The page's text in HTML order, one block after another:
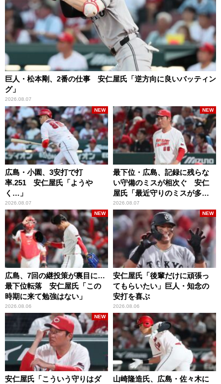
巨人・松本剛、2番の仕事 安仁屋氏「逆方向に良いバッティン
グ」
2026.08.07
広島・小園、3安打で打
率.251 安仁屋氏「ようや
く…」
2026.08.07
NEW
最下位・広島、記録に残らな
い守備のミスが相次ぐ 安仁
屋氏「最近守りのミスが多
い」
2026.08.07
NEW
広島、7回の継投策が裏目に…
最下位転落 安仁屋氏「この
時期に来て勉強はない」
2026.08.06
NEW
安仁屋氏「後輩だけに頑張っ
てもらいたい」巨人・知念の
安打を喜ぶ
2026.08.06
NEW
安仁屋氏「こういう守りはダ
NEW
山崎隆造氏、広島・佐々木に